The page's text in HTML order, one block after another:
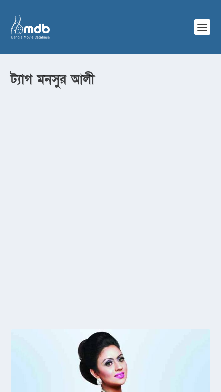
ট্যাগমনসুর আলী